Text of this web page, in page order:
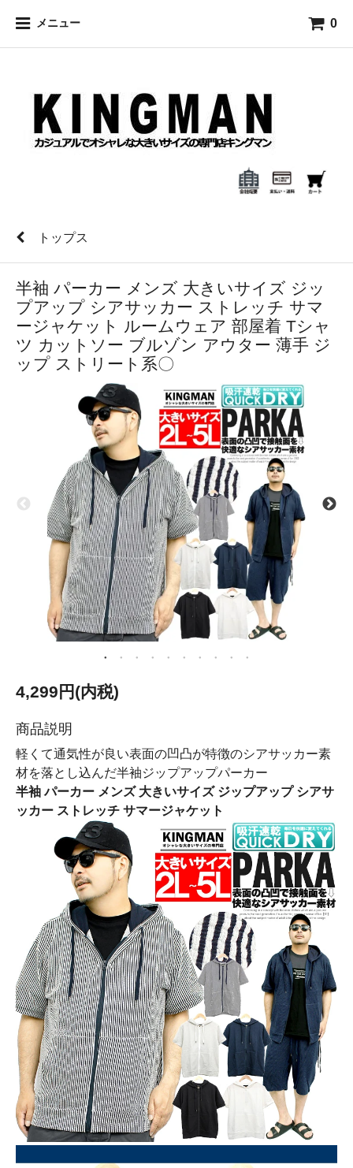
メニュー 0
トップス
半袖 パーカー メンズ 大きいサイズ ジッ
プアップ シアサッカー ストレッチ サマ
ージャケット ルームウェア 部屋着 Tシャ
ツ カットソー ブルゾン アウター 薄手 ジ
ップ ストリート系〇
4,299円(内税)
商品説明
軽くて通気性が良い表面の凹凸が特徴のシアサッカー素
材を落とし込んだ半袖ジップアップパーカー
半袖 パーカー メンズ 大きいサイズ ジップアップ シアサ
ッカー ストレッチ サマージャケット